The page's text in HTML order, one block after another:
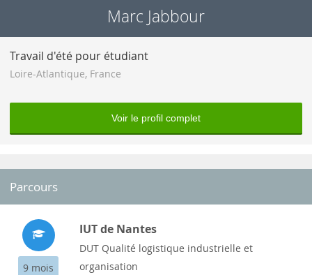
Marc Jabbour
Travail d'été pour étudiant
Loire-Atlantique, France
Voir le profil complet
Parcours
9 mois
IUT de Nantes
DUT Qualité logistique industrielle et
organisation